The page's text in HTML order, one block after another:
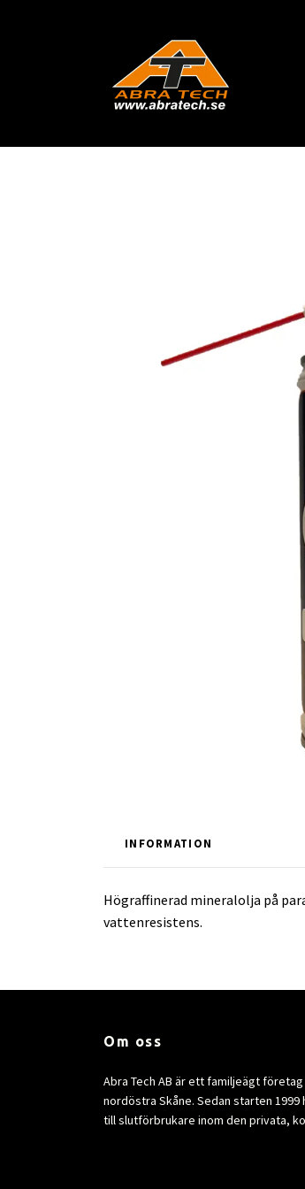
INFORMATION
Högraffinerad mineralolja på
vattenresistens.
Om oss
Abra Tech AB är ett familjeägt
nordöstra Skåne. Sedan starten
till slutförbrukare inom den privata,